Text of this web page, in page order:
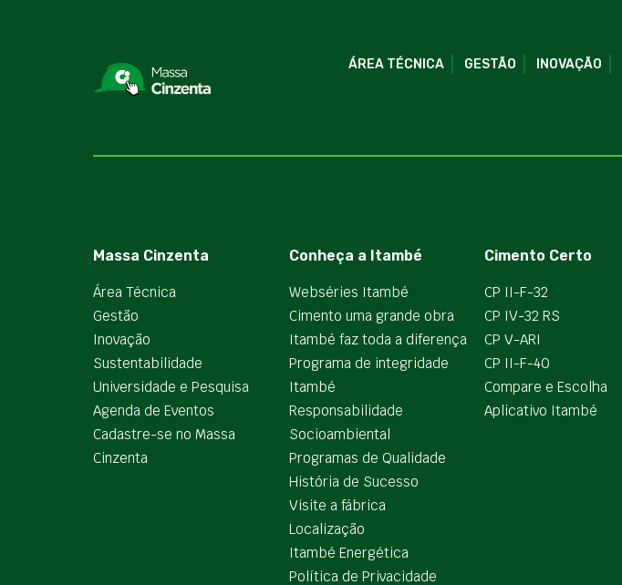
ÁREA TÉCNICA GESTÃO INOVAÇÃO
Massa Cinzenta
Área Técnica
Gestão
Inovação
Sustentabilidade
Universidade e Pesquisa
Agenda de Eventos
Cadastre-se no Massa
Cinzenta
Conheça a Itambé
Webséries Itambé
Cimento uma grande obra
Itambé faz toda a diferença
Programa de integridade
Itambé
Responsabilidade
Socioambiental
Programas de Qualidade
História de Sucesso
Visite a fábrica
Localização
Itambé Energética
Política de Privacidade
Cimento Certo
CP II-F-32
CP IV-32 RS
CP V-ARI
CP II-F-40
Compare e Escolha
Aplicativo Itambé